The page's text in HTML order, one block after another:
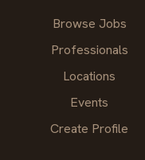
Browse Jobs
Professionals
Locations
Events
Create Profile